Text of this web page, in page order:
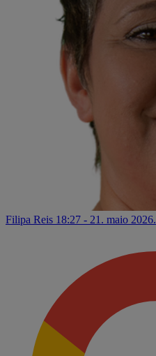
Filipa Reis 18:27 - 21. maio 2026.